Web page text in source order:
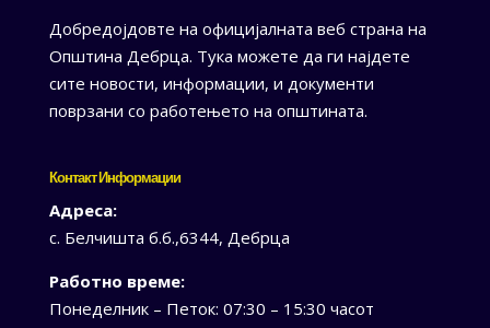
Добредојдовте на официјалната веб страна на
Општина Дебрца. Тука можете да ги најдете
сите новости, информации, и документи
поврзани со работењето на општината.
Контакт Информации
Адреса:
с. Белчишта б.б.,6344, Дебрца
Работно време:
Понеделник – Петок: 07:30 – 15:30 часот